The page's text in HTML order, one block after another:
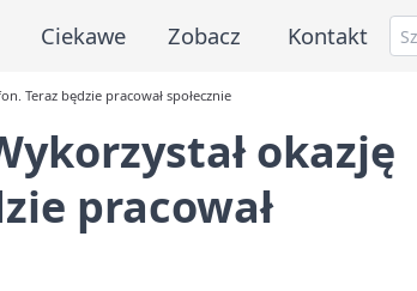
Ciekawe Zobacz Kontakt
Teraz będzie pracował społecznie
okazję
pracował